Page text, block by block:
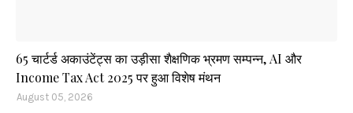
65 चार्टर्ड अकाउंटेंट्स का उड़ीसा शैक्षणिक भ्रमण सम्पन्न, AI और
Income Tax Act 2025 पर हुआ विशेष मंथन
August 05, 2026